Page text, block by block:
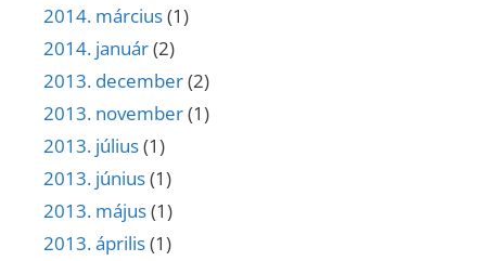
2014. március(1)
2014. január(2)
2013. december(2)
2013. november(1)
2013. július(1)
2013. június(1)
2013. május(1)
2013. április(1)